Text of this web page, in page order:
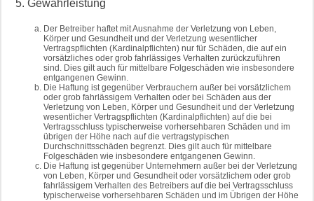
5. Gewährleistung
Der Betreiber haftet mit Ausnahme der Verletzung von Leben,
Körper und Gesundheit und der Verletzung wesentlicher
Vertragspflichten (Kardinalpflichten) nur für Schäden, die auf ein
vorsätzliches oder grob fahrlässiges Verhalten zurückzuführen
sind. Dies gilt auch für mittelbare Folgeschäden wie insbesondere
entgangenen Gewinn.
Die Haftung ist gegenüber Verbrauchern außer bei vorsätzlichem
oder grob fahrlässigem Verhalten oder bei Schäden aus der
Verletzung von Leben, Körper und Gesundheit und der Verletzung
wesentlicher Vertragspflichten (Kardinalpflichten) auf die bei
Vertragsschluss typischerweise vorhersehbaren Schäden und im
übrigen der Höhe nach auf die vertragstypischen
Durchschnittsschäden begrenzt. Dies gilt auch für mittelbare
Folgeschäden wie insbesondere entgangenen Gewinn.
Die Haftung ist gegenüber Unternehmern außer bei der Verletzung
von Leben, Körper und Gesundheit oder vorsätzlichem oder grob
fahrlässigem Verhalten des Betreibers auf die bei Vertragsschluss
typischerweise vorhersehbaren Schäden und im Übrigen der Höhe